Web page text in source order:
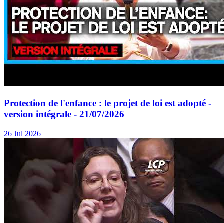
Protection de l'enfance : le projet de loi est adopté -
version intégrale - 21/07/2026
26 Jul 2026